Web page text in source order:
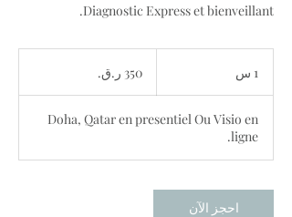
Diagnostic Express et bienveillant.
1 س
قطري
Doha, Qatar en presentiel Ou Visio en
ligne.
احجز الآن